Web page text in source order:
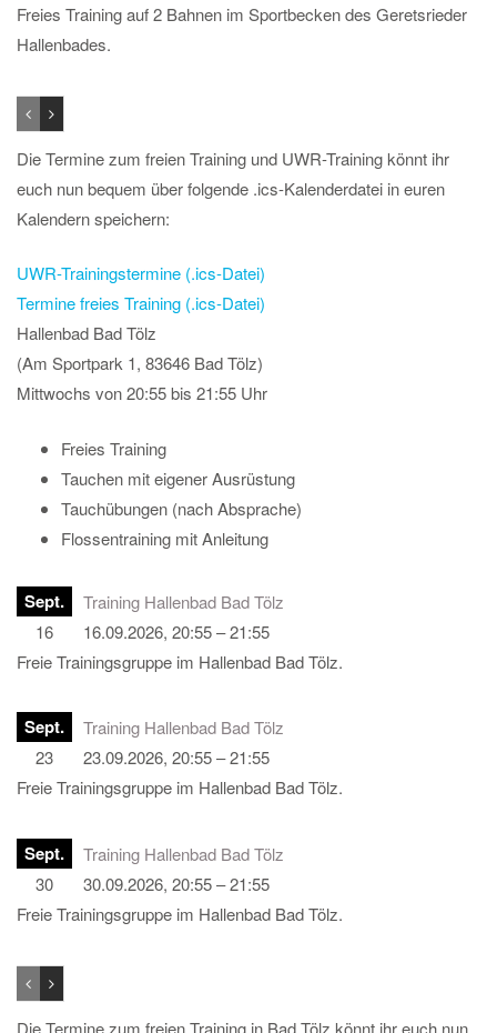
Freies Training auf 2 Bahnen im Sportbecken des Geretsrieder
Hallenbades.
Die Termine zum freien Training und UWR-Training könnt ihr
euch nun bequem über folgende .ics-Kalenderdatei in euren
Kalendern speichern:
UWR-Trainingstermine (.ics-Datei)
Termine freies Training (.ics-Datei)
Hallenbad Bad Tölz
(Am Sportpark 1, 83646 Bad Tölz)
Mittwochs von 20:55 bis 21:55 Uhr
Freies Training
Tauchen mit eigener Ausrüstung
Tauchübungen (nach Absprache)
Flossentraining mit Anleitung
Sept.
16
Training Hallenbad Bad Tölz
16.09.2026, 20:55 – 21:55
Freie Trainingsgruppe im Hallenbad Bad Tölz.
Sept.
23
Training Hallenbad Bad Tölz
23.09.2026, 20:55 – 21:55
Freie Trainingsgruppe im Hallenbad Bad Tölz.
Sept.
30
Training Hallenbad Bad Tölz
30.09.2026, 20:55 – 21:55
Freie Trainingsgruppe im Hallenbad Bad Tölz.
Die Termine zum freien Training in Bad Tölz könnt ihr euch nun